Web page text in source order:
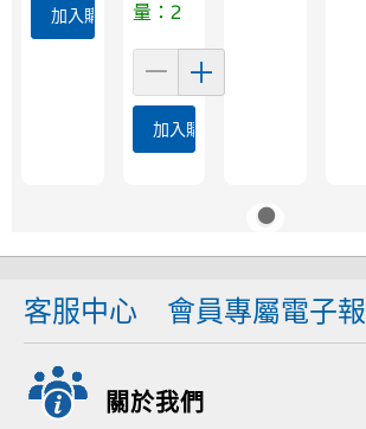
加入購物車量：2
加入購物車
客服中心 會員專屬電子報
關於我們